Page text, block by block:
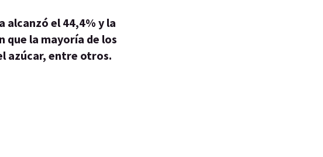
alcanzó el 44,4% y la
que la mayoría de los
azúcar, entre otros.